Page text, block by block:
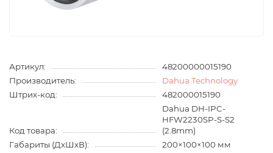
Артикул:
48200000015190
Производитель:
Dahua Technology
Штрих-код:
482000015190
Код товара:
Dahua DH-IPC-
HFW2230SP-S-S2
(2.8mm)
Габариты (ДхШхВ):
200×100×100 мм